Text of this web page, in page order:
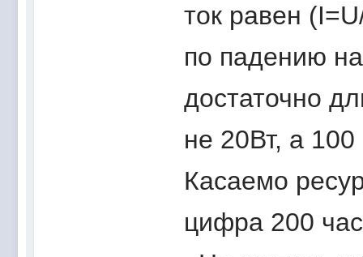
ток равен
по падению
достаточно
не 20Вт, а
Касаемо
цифра 200